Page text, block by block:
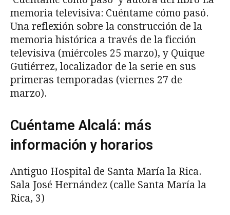
memoria televisiva: Cuéntame cómo pasó.
Una reflexión sobre la construcción de la
memoria histórica a través de la ficción
televisiva (miércoles 25 marzo), y Quique
Gutiérrez, localizador de la serie en sus
primeras temporadas (viernes 27 de
marzo).
Cuéntame Alcalá: más
información y horarios
Antiguo Hospital de Santa María la Rica.
Sala José Hernández (calle Santa María la
Rica, 3)